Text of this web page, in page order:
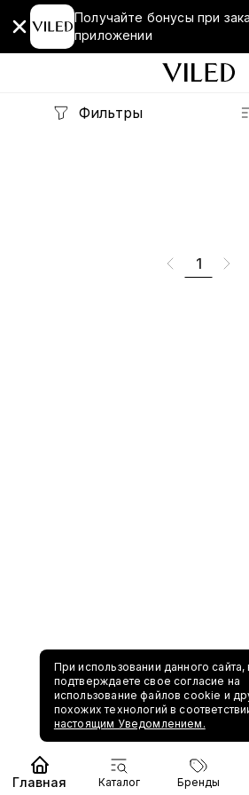
Получайте бонусы при
приложении
Фильтры
1
При использовании данного сайта,
подтверждаете свое согласие на
использование файлов cookie и
похожих технологий в
настоящим Уведомлением.
Главная Каталог Бренды